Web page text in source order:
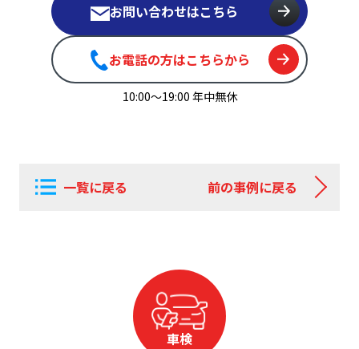
お問い合わせはこちら
お電話の方はこちらから
10:00〜19:00 年中無休
一覧に戻る 前の事例に戻る
車検